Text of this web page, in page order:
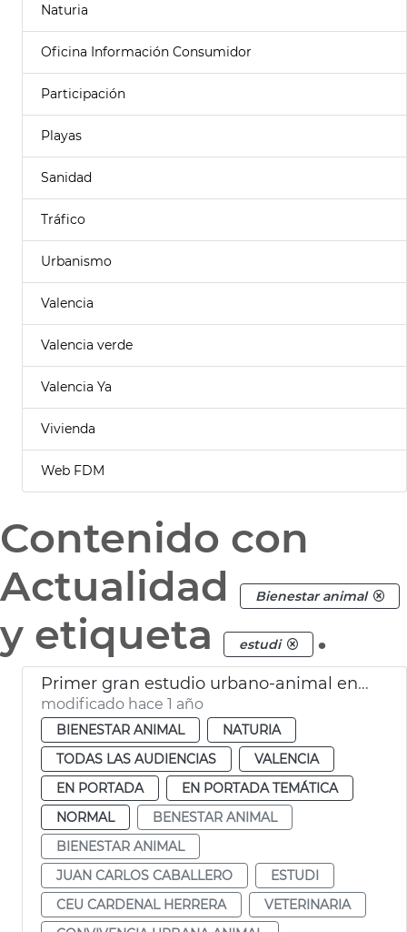
Naturia
Oficina Información Consumidor
Participación
Playas
Sanidad
Tráfico
Urbanismo
Valencia
Valencia verde
Valencia Ya
Vivienda
Web FDM
Contenido con
Actualidad
Bienestar animal
y etiqueta estudi .
Primer gran estudio urbano-animal en Vlc
modificado hace 1 año
BIENESTAR ANIMAL
NATURIA
TODAS LAS AUDIENCIAS
VALENCIA
EN PORTADA
EN PORTADA TEMÁTICA
NORMAL
BENESTAR ANIMAL
BIENESTAR ANIMAL
JUAN CARLOS CABALLERO
ESTUDI
CEU CARDENAL HERRERA
VETERINARIA